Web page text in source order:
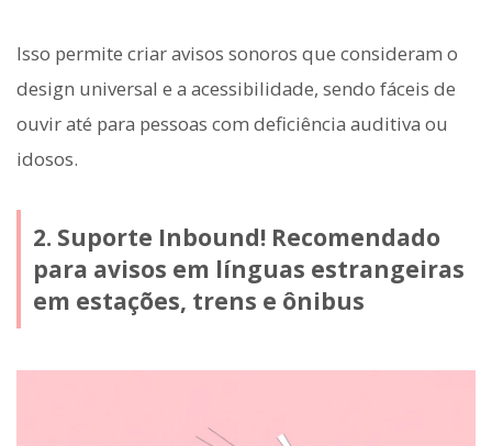
Isso permite criar avisos sonoros que consideram o
design universal e a acessibilidade, sendo fáceis de
ouvir até para pessoas com deficiência auditiva ou
idosos.
2. Suporte Inbound! Recomendado
para avisos em línguas estrangeiras
em estações, trens e ônibus